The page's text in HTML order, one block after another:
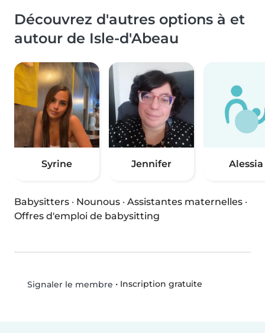
Découvrez d'autres options à et
autour de Isle-d'Abeau
Syrine Jennifer Alessia
Babysitters · Nounous · Assistantes maternelles ·
Offres d'emploi de babysitting
Signaler le membre • Inscription gratuite